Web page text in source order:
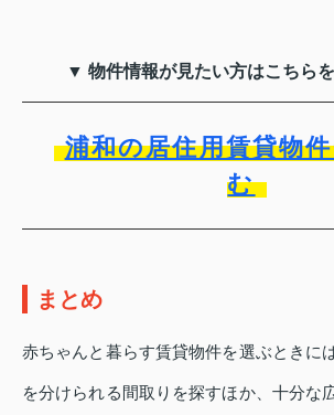
▼ 物件情報が見たい方はこちら
浦和の居住用賃貸物
む
まとめ
赤ちゃんと暮らす賃貸物件を選ぶときに
を分けられる間取りを探すほか、十分な